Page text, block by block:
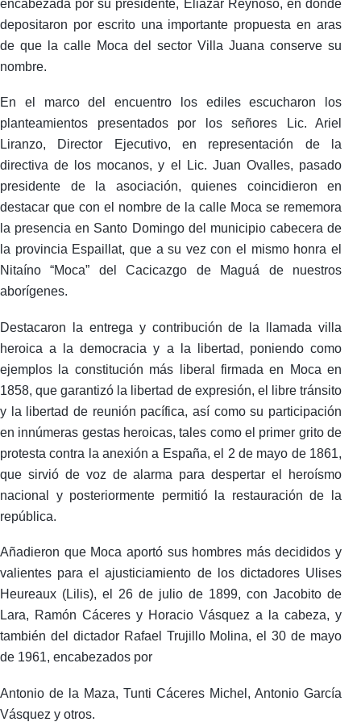
encabezada por su presidente, Eliazar Reynoso, en donde
depositaron por escrito una importante propuesta en aras
de que la calle Moca del sector Villa Juana conserve su
nombre.
En el marco del encuentro los ediles escucharon los
planteamientos presentados por los señores Lic. Ariel
Liranzo, Director Ejecutivo, en representación de la
directiva de los mocanos, y el Lic. Juan Ovalles, pasado
presidente de la asociación, quienes coincidieron en
destacar que con el nombre de la calle Moca se rememora
la presencia en Santo Domingo del municipio cabecera de
la provincia Espaillat, que a su vez con el mismo honra el
Nitaíno “Moca” del Cacicazgo de Maguá de nuestros
aborígenes.
Destacaron la entrega y contribución de la llamada villa
heroica a la democracia y a la libertad, poniendo como
ejemplos la constitución más liberal firmada en Moca en
1858, que garantizó la libertad de expresión, el libre tránsito
y la libertad de reunión pacífica, así como su participación
en innúmeras gestas heroicas, tales como el primer grito de
protesta contra la anexión a España, el 2 de mayo de 1861,
que sirvió de voz de alarma para despertar el heroísmo
nacional y posteriormente permitió la restauración de la
república.
Añadieron que Moca aportó sus hombres más decididos y
valientes para el ajusticiamiento de los dictadores Ulises
Heureaux (Lilis), el 26 de julio de 1899, con Jacobito de
Lara, Ramón Cáceres y Horacio Vásquez a la cabeza, y
también del dictador Rafael Trujillo Molina, el 30 de mayo
de 1961, encabezados por
Antonio de la Maza, Tunti Cáceres Michel, Antonio García
Vásquez y otros.